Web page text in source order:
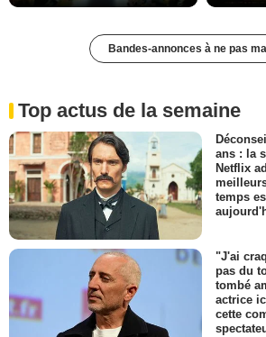
Bandes-annonces à ne pas
Top actus de la semaine
ans : la
Netflix
temps
"J'ai
pas du
tombé
actrice
cette